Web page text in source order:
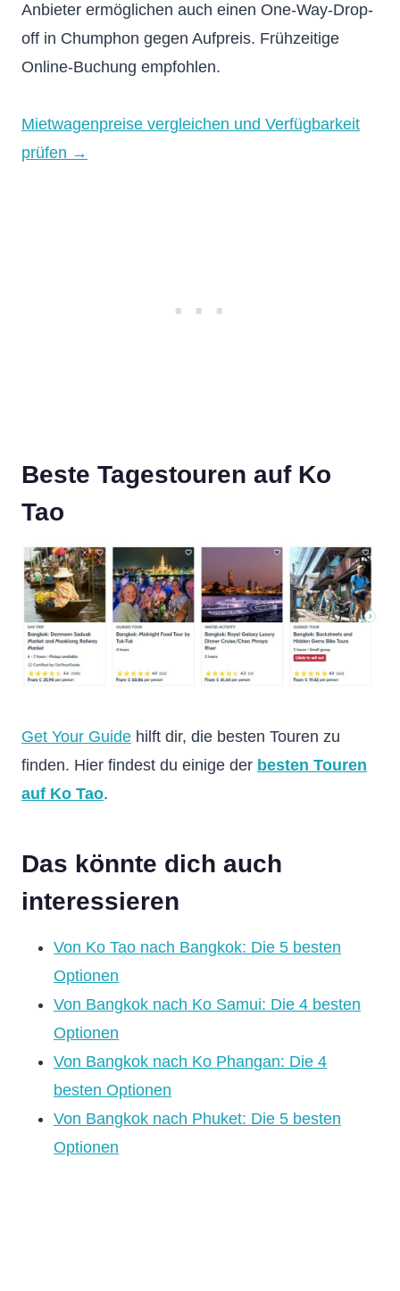
Anbieter ermöglichen auch einen One-Way-Drop-
off in Chumphon gegen Aufpreis. Frühzeitige
Online-Buchung empfohlen.
Mietwagenpreise vergleichen und Verfügbarkeit
prüfen →
Beste Tagestouren auf Ko
Tao
Get Your Guide hilft dir, die besten Touren zu
finden. Hier findest du einige der besten Touren
auf Ko Tao.
Das könnte dich auch
interessieren
Von Ko Tao nach Bangkok: Die 5 besten
Optionen
Von Bangkok nach Ko Samui: Die 4 besten
Optionen
Von Bangkok nach Ko Phangan: Die 4
besten Optionen
Von Bangkok nach Phuket: Die 5 besten
Optionen